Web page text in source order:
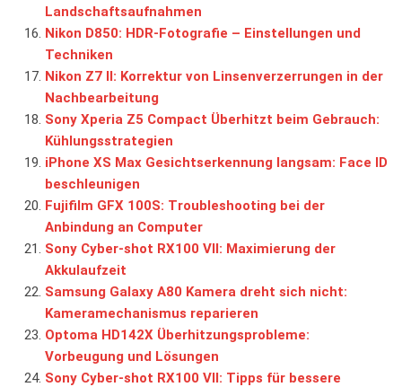
Landschaftsaufnahmen
Nikon D850: HDR-Fotografie – Einstellungen und
Techniken
Nikon Z7 II: Korrektur von Linsenverzerrungen in der
Nachbearbeitung
Sony Xperia Z5 Compact Überhitzt beim Gebrauch:
Kühlungsstrategien
iPhone XS Max Gesichtserkennung langsam: Face ID
beschleunigen
Fujifilm GFX 100S: Troubleshooting bei der
Anbindung an Computer
Sony Cyber-shot RX100 VII: Maximierung der
Akkulaufzeit
Samsung Galaxy A80 Kamera dreht sich nicht:
Kameramechanismus reparieren
Optoma HD142X Überhitzungsprobleme:
Vorbeugung und Lösungen
Sony Cyber-shot RX100 VII: Tipps für bessere